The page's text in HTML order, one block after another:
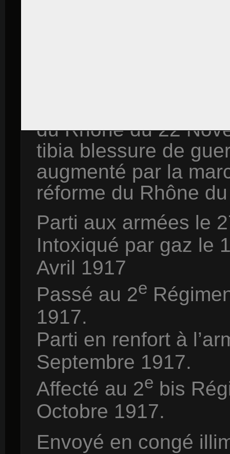
du Rhône du 22
tibia blessure de
augmenté par la
réforme du Rhône
Parti aux armées le
Intoxiqué par gaz le
Avril 1917
Passé au 2e
1917.
Parti en renfort à
Septembre 1917.
Affecté au 2e bis
Octobre 1917.
Envoyé en congé